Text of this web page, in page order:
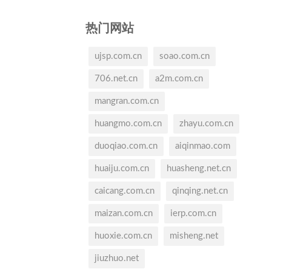
热门网站
ujsp.com.cn soao.com.cn
706.net.cn a2m.com.cn
mangran.com.cn
huangmo.com.cn zhayu.com.cn
duoqiao.com.cn aiqinmao.com
huaiju.com.cn huasheng.net.cn
caicang.com.cn qinqing.net.cn
maizan.com.cn ierp.com.cn
huoxie.com.cn misheng.net
jiuzhuo.net